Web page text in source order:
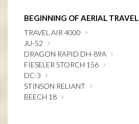
BEGINNING OF AERIAL TRAVEL
TRAVEL AIR 4000
JU-52
DRAGON RAPID DH-89A
FIESELER STORCH 156
DC-3
STINSON RELIANT
BEECH 18